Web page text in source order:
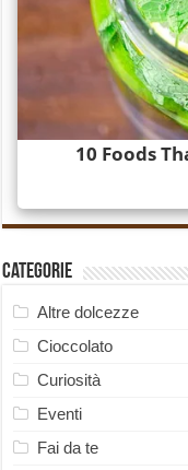
Categorie
Altre dolcezze
Cioccolato
Curiosità
Eventi
Fai da te